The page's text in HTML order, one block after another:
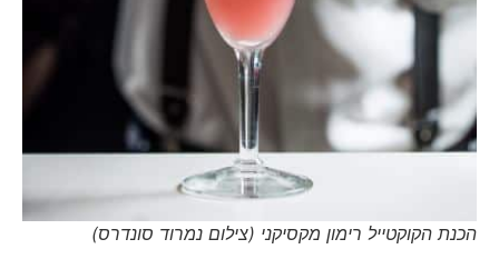
הכנת הקוקטייל רימון מקסיקני (צילום נמרוד סונדרס)